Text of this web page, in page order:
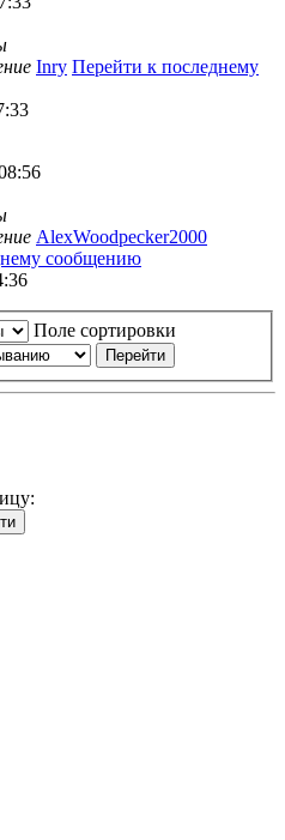
Inry Перейти к последнему
AlexWoodpecker2000
сообщению
Поле сортировки